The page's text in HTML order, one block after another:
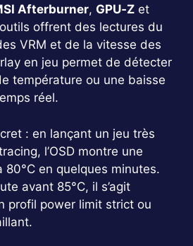
Afterburner, GPU‑Z et
offrent des lectures du
VRM et de la vitesse des
en jeu permet de détecter
température ou une baisse
réel.
: en lançant un jeu très
l’OSD montre une
80°C en quelques minutes.
avant 85°C, il s’agit
profil power limit strict ou